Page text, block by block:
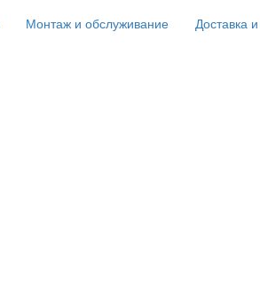
Монтаж и обслуживание Доставка